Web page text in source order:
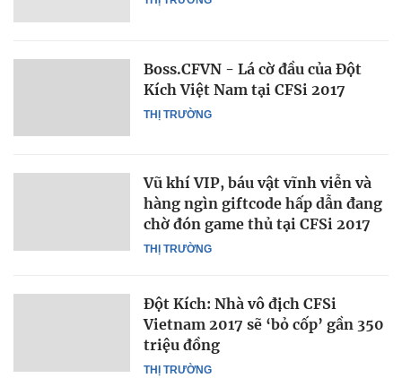
THỊ TRƯỜNG
Boss.CFVN - Lá cờ đầu của Đột
Kích Việt Nam tại CFSi 2017
THỊ TRƯỜNG
Vũ khí VIP, báu vật vĩnh viễn và
hàng ngìn giftcode hấp dẫn đang
chờ đón game thủ tại CFSi 2017
THỊ TRƯỜNG
Đột Kích: Nhà vô địch CFSi
Vietnam 2017 sẽ ‘bỏ cốp’ gần 350
triệu đồng